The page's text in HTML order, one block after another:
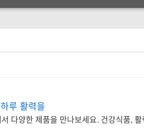
루 활력을
다양한 제품을 만나보세요. 건강식품, 활